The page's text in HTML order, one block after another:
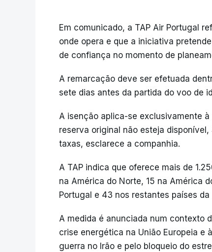
Em comunicado, a TAP Air Portugal
onde opera e que a iniciativa
de confiança no momento de
A remarcação deve ser efetuada
sete dias antes da partida do voo de
A isenção aplica-se exclusivamente
reserva original não esteja
taxas, esclarece a companhia.
A TAP indica que oferece mais de
na América do Norte, 15 na América
Portugal e 43 nos restantes países da
A medida é anunciada num contexto
crise energética na União Europeia e
guerra no Irão e pelo bloqueio do